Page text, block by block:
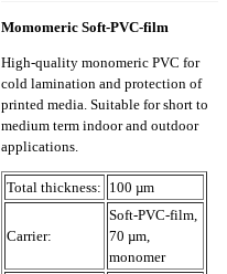
Momomeric Soft-PVC-film
High-quality monomeric PVC for
cold lamination and protection of
printed media. Suitable for short to
medium term indoor and outdoor
applications.
Total thickness: 100 µm
Carrier:
Soft-PVC-film,
70 µm,
monomer